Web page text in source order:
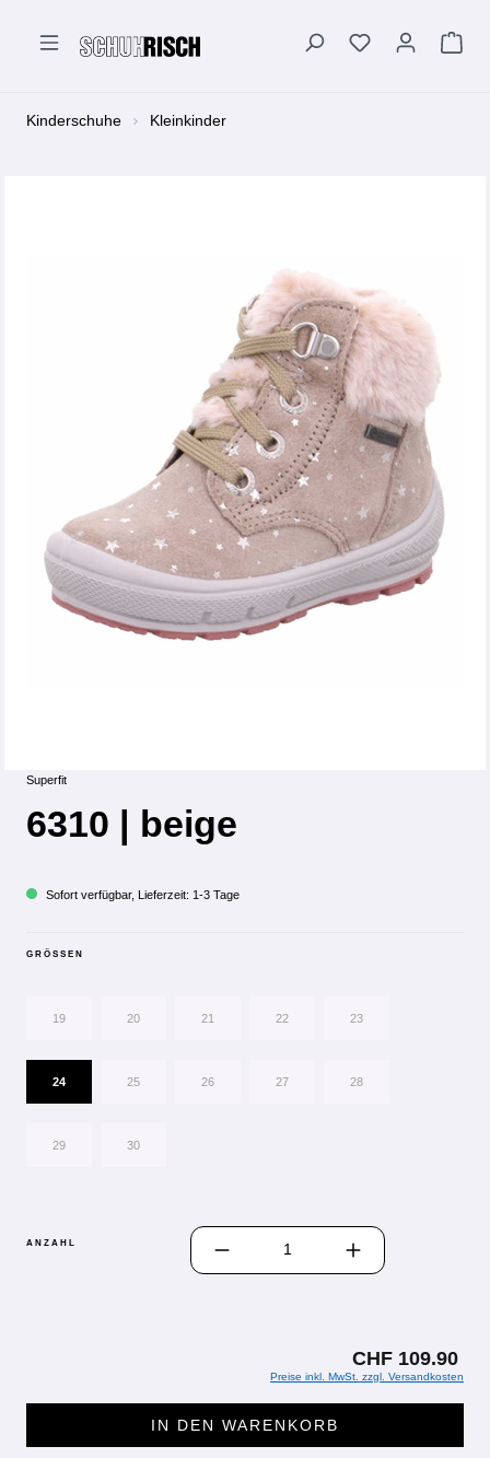
Kinderschuhe Kleinkinder
Superfit
6310 | beige
Sofort verfügbar, Lieferzeit: 1-3 Tage
GRÖSSEN
19 20 21 22 23
24 25 26 27 28
29 30
ANZAHL
PRODUKT ANZAHL: GIB DEN
CHF 109.90
Preise inkl. MwSt. zzgl. Versandkosten
IN DEN WARENKORB